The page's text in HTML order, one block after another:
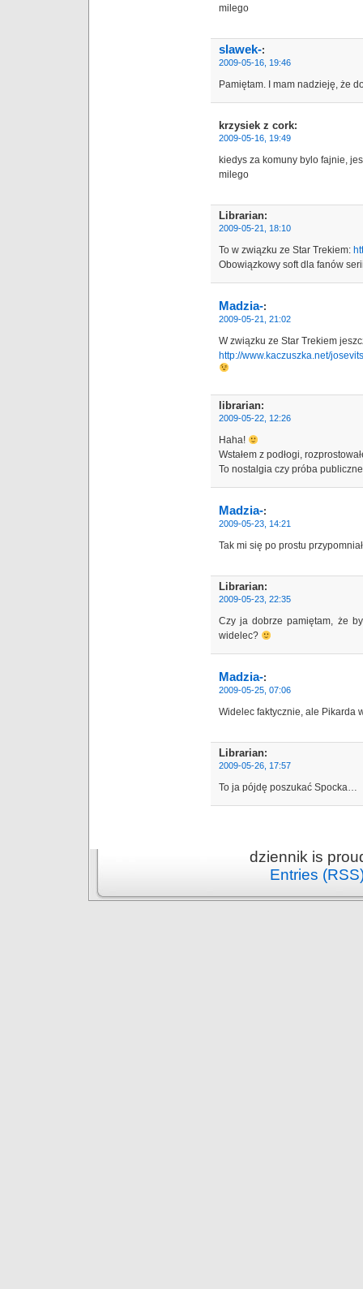
milego
slawek-:
2009-05-16, 19:46
Pamiętam. I mam nadzieję, że
krzysiek z cork:
2009-05-16, 19:49
kiedys za komuny bylo fajnie,
milego
Librarian:
2009-05-21, 18:10
To w związku ze Star Trekiem:
Obowiązkowy soft dla fanów
Madzia-:
2009-05-21, 21:02
W związku ze Star Trekiem
http://www.kaczuszka.net/
librarian:
2009-05-22, 12:26
Haha!
Wstałem z podłogi,
To nostalgia czy próba
Madzia-:
2009-05-23, 14:21
Tak mi się po prostu
Librarian:
2009-05-23, 22:35
Czy ja dobrze pamiętam, że
widelec?
Madzia-:
2009-05-25, 07:06
Widelec faktycznie, ale Pikarda
Librarian:
2009-05-26, 17:57
To ja pójdę poszukać Spocka…
dziennik is
Entries